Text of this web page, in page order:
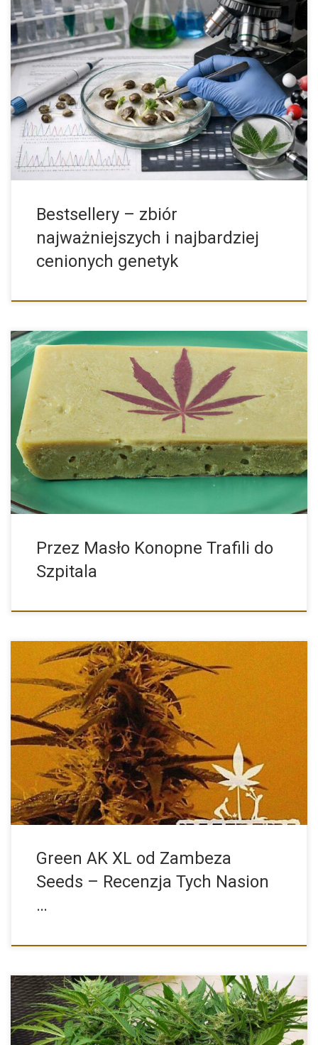
Kategoria bestsellerów to miejsce, w którym spotykają się
prawdziwe legendy […]
Bestsellery – zbiór
najważniejszych i najbardziej
cenionych genetyk
Szpitalne wizyty z powodu masła konopnego: Co należy
wiedzieć? Masło […]
Przez Masło Konopne Trafili do
Szpitala
Zambeza Seeds to znany i ceniony producent nasion konopi,
który […]
Green AK XL od Zambeza
Seeds – Recenzja Tych Nasion
…